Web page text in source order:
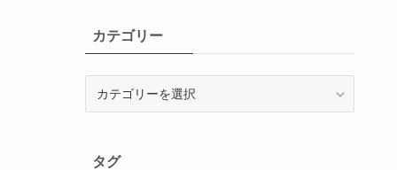
カテゴリー
ータグ